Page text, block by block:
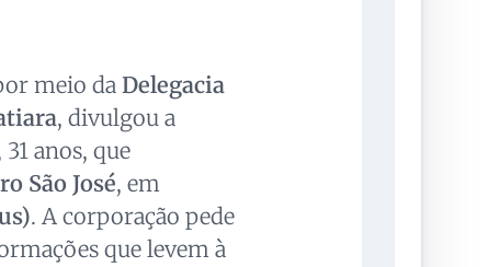
meio daDelegacia
, divulgou a
31 anos, que
São José, em
. A corporação pede
que levem à